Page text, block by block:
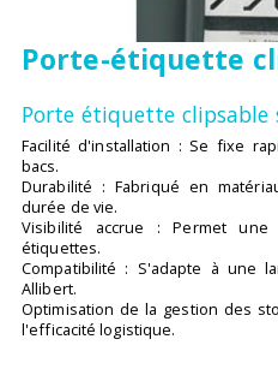
Porte-étiquette
Porte étiquette clipsable
Facilité d'installation : Se fixe
bacs.
Durabilité : Fabriqué en
durée de vie.
Visibilité accrue : Permet
étiquettes.
Compatibilité : S'adapte à une
Allibert.
Optimisation de la gestion des
l'efficacité logistique.